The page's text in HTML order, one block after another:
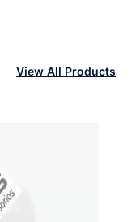
View All Products